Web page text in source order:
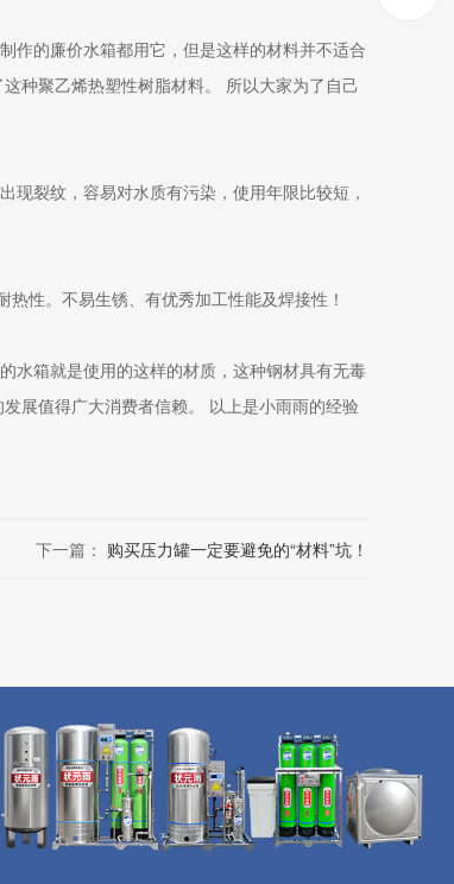
作的廉价水箱都用它，但是这样的材料并不适合
种聚乙烯热塑性树脂材料。 所以大家为了自己
裂纹，容易对水质有污染，使用年限比较短，
性。不易生锈、有优秀加工性能及焊接性！
水箱就是使用的这样的材质，这种钢材具有无毒
展值得广大消费者信赖。 以上是小雨雨的经验
下一篇： 购买压力罐一定要避免的“材料”坑！